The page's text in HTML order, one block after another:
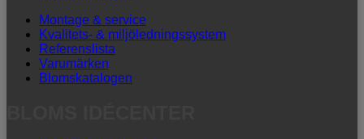
Montage & service
Kvalitets- & miljöledningssystem
Referenslista
Varumärken
Blomskatalogen